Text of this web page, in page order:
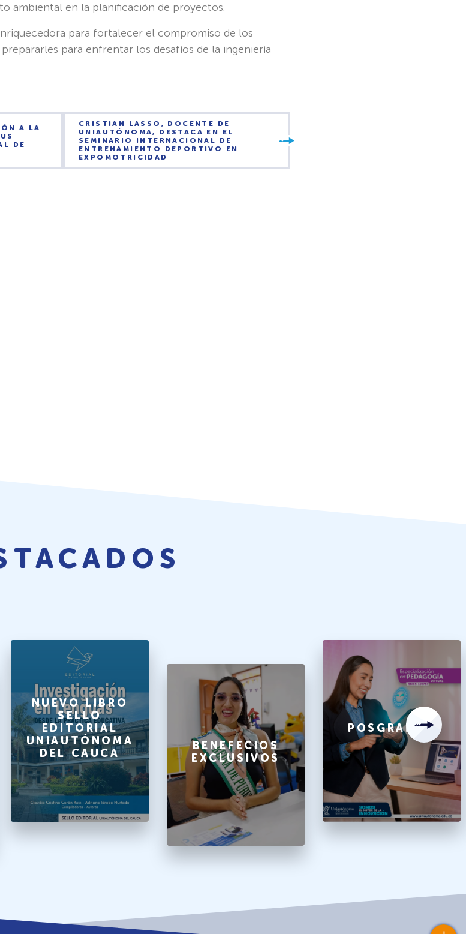
ambiental en la planificación de proyectos.
para fortalecer el compromiso de los
para enfrentar los desafíos de la ingeniería
A LA
DE
CRISTIAN LASSO, DOCENTE DE
UNIAUTÓNOMA, DESTACA EN EL
SEMINARIO INTERNACIONAL DE
ENTRENAMIENTO DEPORTIVO EN
EXPOMOTRICIDAD
NUEVO LIBRO
SELLO
EDITORIAL
UNIAUTÓNOMA
DEL CAUCA
BENEFECIOS
EXCLUSIVOS
POSGRADOS